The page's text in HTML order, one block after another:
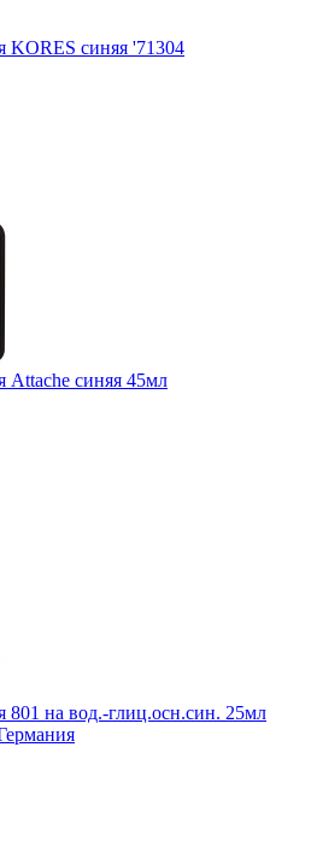
KORES синяя '71304
Attache синяя 45мл
801 на вод.-глиц.осн.син. 25мл